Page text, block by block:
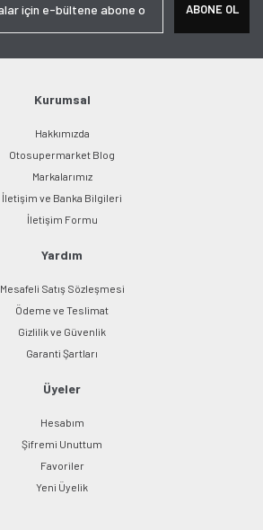
ABONE OL
Kurumsal
Hakkımızda
Otosupermarket Blog
Markalarımız
İletişim ve Banka Bilgileri
İletişim Formu
Yardım
Mesafeli Satış Sözleşmesi
Ödeme ve Teslimat
Gizlilik ve Güvenlik
Garanti Şartları
Üyeler
Hesabım
Şifremi Unuttum
Favoriler
Yeni Üyelik